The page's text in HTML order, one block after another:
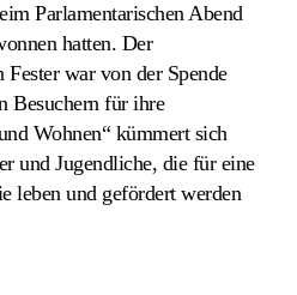
Parlamentarischen Abend
hatten. Der
war von der Spende
Besuchern für ihre
Wohnen“ kümmert sich
und Jugendliche, die für eine
leben und gefördert werden